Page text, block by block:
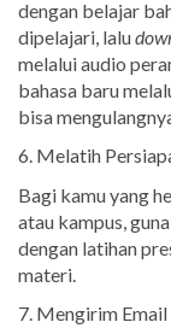
dengan belajar
dipelajari, lalu
melalui audio
bahasa baru
bisa
6. Melatih
Bagi kamu yang
atau kampus,
dengan latihan
materi.
7. Mengirim Email